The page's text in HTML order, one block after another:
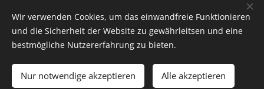
© 2023 Freiwillige Feuerwehr Jois |Impressum
NOTRUF 122
Unterstützt von
Wir verwenden Cookies, um das einwandfreie Funktionieren
und die Sicherheit der Website zu gewährleitsen und eine
bestmögliche Nutzererfahrung zu bieten.
Nur notwendige akzeptieren Alle akzeptieren